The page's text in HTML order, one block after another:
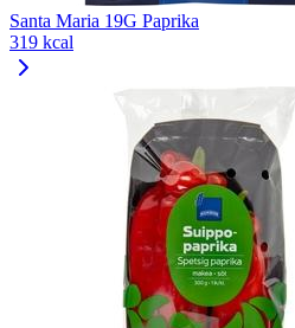
Santa Maria 19G Paprika
319 kcal